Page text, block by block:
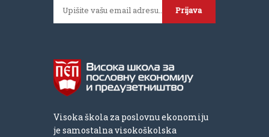
Prijava
Visoka škola za poslovnu ekonomiju
je samostalna visokoškolska